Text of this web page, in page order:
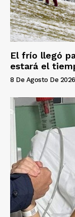
El frío llegó
estará el
8 De Agosto De 2026